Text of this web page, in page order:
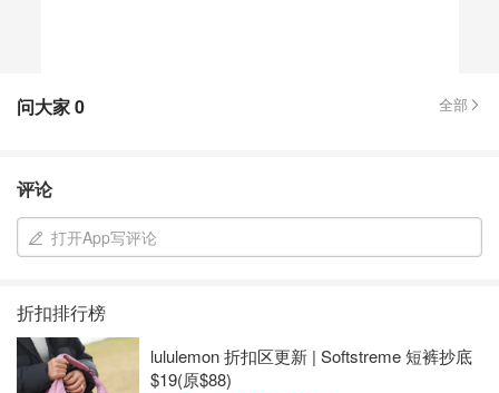
问大家0 全部
评论
打开App写评论
折扣排行榜
lululemon 折扣区更新 | Softstreme 短裤抄底
$19(原$88)